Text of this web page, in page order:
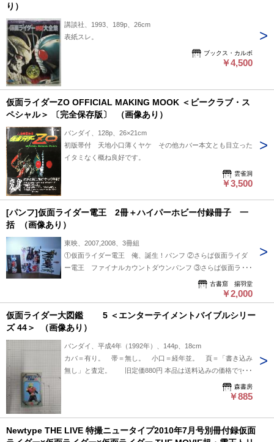
り）
講談社、1993、189p、26cm
表紙スレ。
ブックス・カルボ
￥4,500
仮面ライダーZO OFFICIAL MAKING MOOK ＜ビークラブ・ス
ペシャル＞ 〔完全保存版〕 （画像あり）
バンダイ、128p、26×21cm
初版帯付 天地小口薄くヤケ その他カバー本文とも目立った
イタミなく概ね良好です。
雲雀洞
￥3,500
[パンフ]仮面ライダー電王 2冊＋ハイパーホビー付録冊子 一
括 （画像あり）
東映、2007,2008、3冊組
①仮面ライダー電王 俺、誕生！パンフ ②さらば仮面ライダ
ー電王 ファイナルカウントダウンパンフ ③さらば仮面ライ
ダー電王 ストーリーガイド ハイパーホビー付録冊子
古書窟 揚羽堂
￥2,000
仮面ライダー大図鑑 5 ＜エンターテイメントバイブルシリー
ズ 44＞ （画像あり）
バンダイ、平成4年（1992年）、144p、18cm
カバ＝有り。 帯＝無し。 小口＝経年並。 頁＝「書き込み
無し」と査定。 旧定価880円 本品は送料込みの価格です。
森書房
￥885
Newtype THE LIVE 特撮ニュータイプ2010年7月号別冊付録仮面